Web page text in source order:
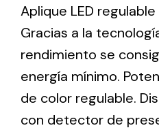
Ventilación
Amplia gama de
ventilación industriales
Aplique LED
Gracias a la
rendimiento se
energía mínimo.
de color regulable.
con detector de